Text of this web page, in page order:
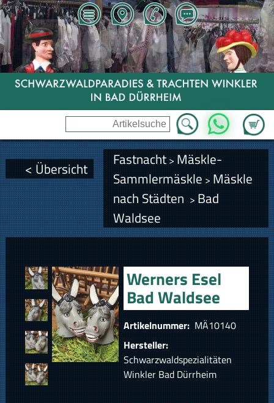
Zum
WhatsApp
< Übersicht Fastnacht> Mäskle-
Sammlermäskle > Mäskle
nach Städten > Bad
Waldsee
Werners Esel
Bad Waldsee
Artikelnummer: MÄ10140
Hersteller:
Schwarzwaldspezialitäten
Winkler Bad Dürrheim